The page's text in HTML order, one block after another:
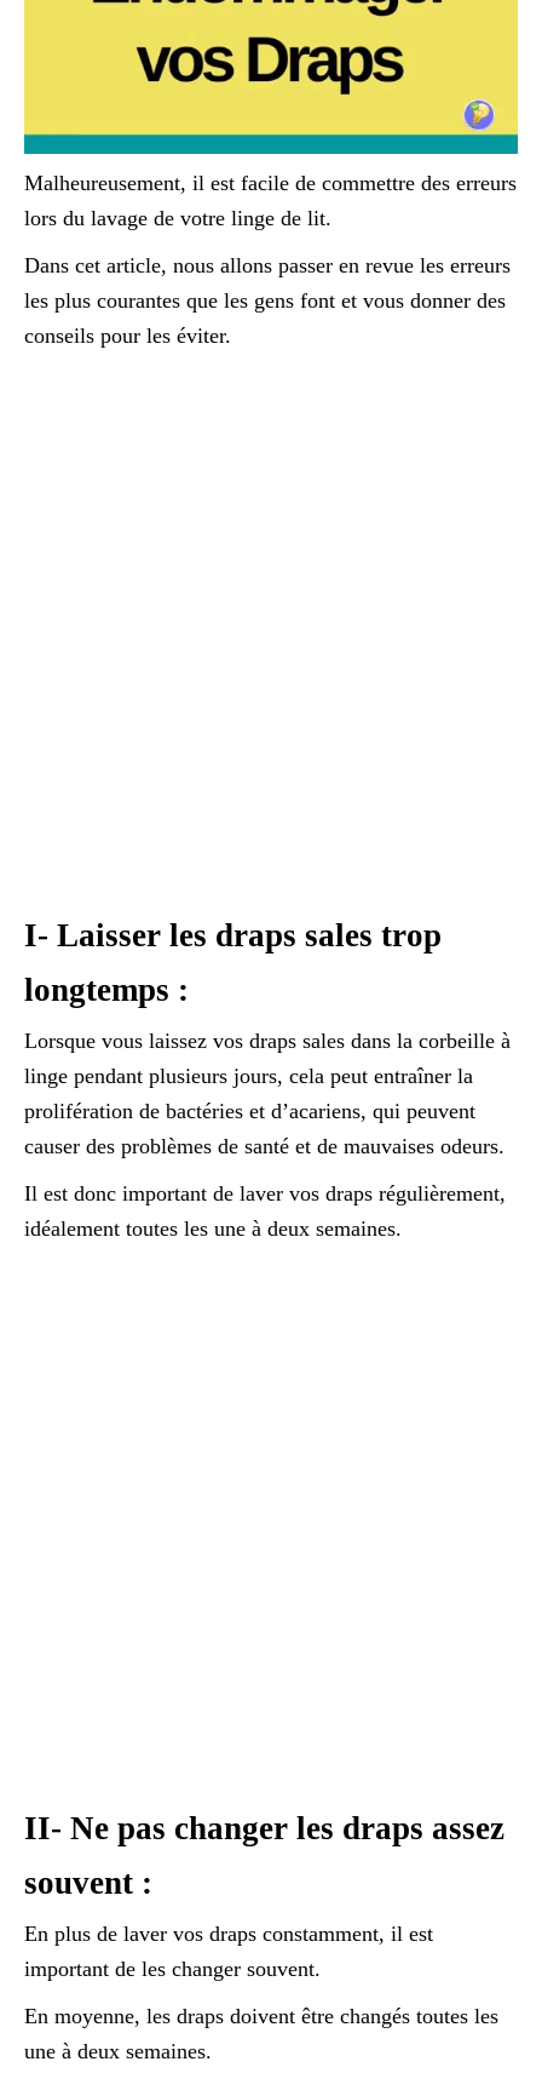
Malheureusement, il est facile de commettre des erreurs
lors du lavage de votre linge de lit.
Dans cet article, nous allons passer en revue les erreurs
les plus courantes que les gens font et vous donner des
conseils pour les éviter.
I- Laisser les draps sales trop
longtemps :
Lorsque vous laissez vos draps sales dans la corbeille à
linge pendant plusieurs jours, cela peut entraîner la
prolifération de bactéries et d’acariens, qui peuvent
causer des problèmes de santé et de mauvaises odeurs.
Il est donc important de laver vos draps régulièrement,
idéalement toutes les une à deux semaines.
II- Ne pas changer les draps assez
souvent :
En plus de laver vos draps constamment, il est
important de les changer souvent.
En moyenne, les draps doivent être changés toutes les
une à deux semaines.